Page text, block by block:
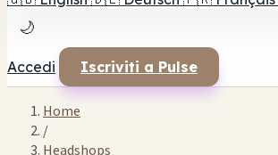
🌙
Accedi Iscriviti a Pulse
Home
/
Headshops